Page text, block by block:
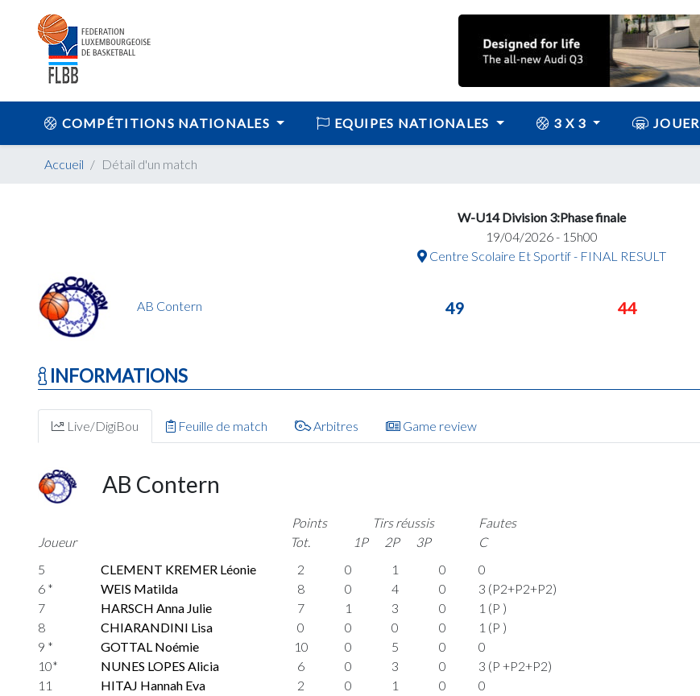
COMPÉTITIONS NATIONALES EQUIPES NATIONALES 3 X 3 JOUER
Accueil Détail d'un match
W-U14 Division 3:Phase finale
19/04/2026 - 15h00
Centre Scolaire Et Sportif - FINAL RESULT
AB Contern 49 44
INFORMATIONS
Live/DigiBou Feuille de match Arbitres Game review
AB Contern
Joueur
Points
Tot.
Tirs réussis
1P
2P 3P
Fautes
C
5
CLEMENT KREMER Léonie 2 0 1 0
0
6 *
WEIS Matilda 8 0 4 0
3 (P2+P2+P2)
7
HARSCH Anna Julie 7 1 3 0
1 (P )
8
CHIARANDINI Lisa 0 0 0 0
1 (P )
9 *
GOTTAL Noémie 10 0 5 0
0
10*
NUNES LOPES Alicia 6 0 3 0
3 (P +P2+P2)
11
HITAJ Hannah Eva 2 0 1 0
0